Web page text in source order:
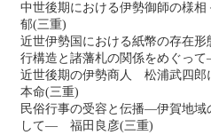
中世後期における伊勢御師の様
郁(三重)
近世伊勢国における紙幣の存在
行構造と諸藩札の関係をめぐっ
近世後期の伊勢商人 松浦武四
本命(三重)
民俗行事の受容と伝播―伊賀地域
して― 福田良彦(三重)